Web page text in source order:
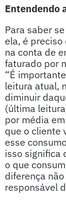
Entendendo
Para saber
ela, é
na conta de
faturado por
“É
leitura atual,
diminuir
(última
por média
que o cliente
esse
isso significa
o que
diferença
responsável